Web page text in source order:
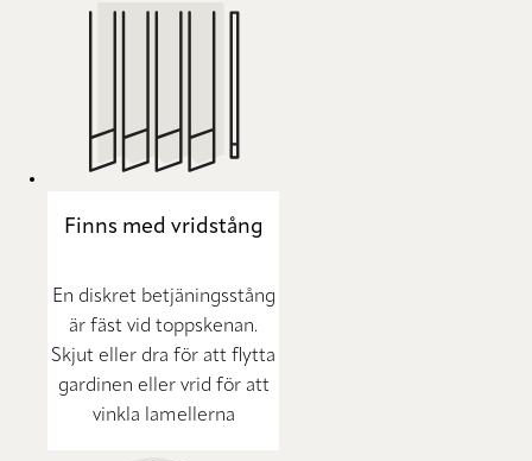
Finns med vridstång
En diskret betjäningsstång
är fäst vid toppskenan.
Skjut eller dra för att flytta
gardinen eller vrid för att
vinkla lamellerna